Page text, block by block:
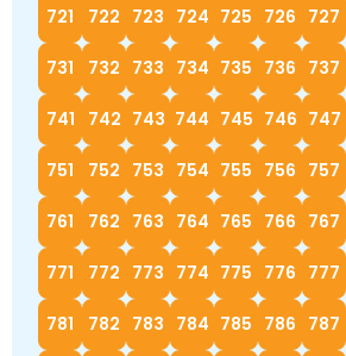
721 722 723 724 725 726 727
731 732 733 734 735 736 737
741 742 743 744 745 746 747
751 752 753 754 755 756 757
761 762 763 764 765 766 767
771 772 773 774 775 776 777
781 782 783 784 785 786 787